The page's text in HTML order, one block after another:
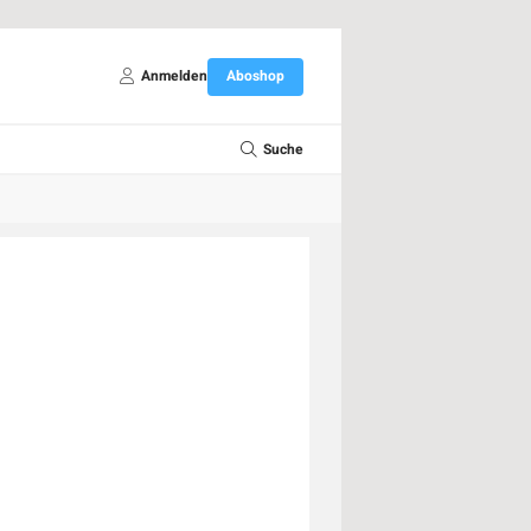
Anmelden Aboshop
Suche